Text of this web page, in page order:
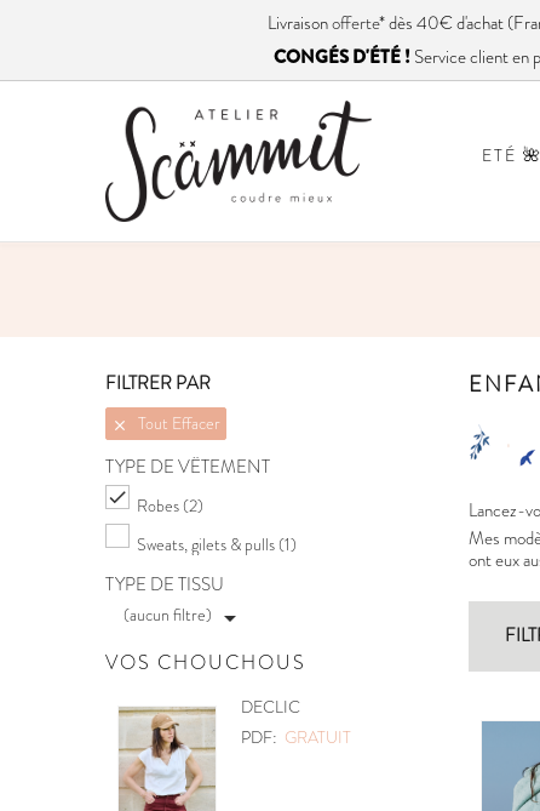
Livraisonofferte* dès 40€ d'achat
CONGÉS D'ÉTÉ ! Service client en
ETÉ 🌺
FILTRER PAR
 Tout Effacer
TYPE DE VÊTEMENT
 Robes (2)
Sweats, gilets & pulls (1)
TYPE DE TISSU
(aucun filtre) 
VOS CHOUCHOUS
POCHETTE
PDF:GRATUIT
Lancez-
Mes
ont eux